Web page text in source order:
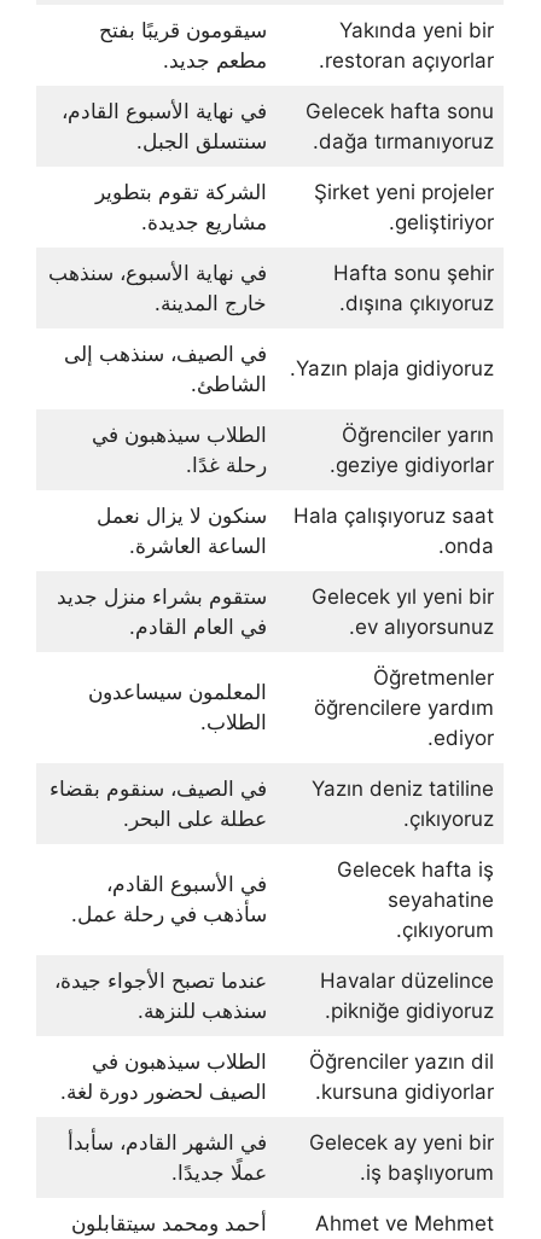
Yakında yeni bir
restoran açıyorlar.
سيقومون قريبًا بفتح
مطعم جديد.
Gelecek hafta sonu
dağa tırmanıyoruz.
في نهاية الأسبوع القادم،
سنتسلق الجبل.
Şirket yeni projeler
geliştiriyor.
الشركة تقوم بتطوير
مشاريع جديدة.
Hafta sonu şehir
dışına çıkıyoruz.
في نهاية الأسبوع، سنذهب
خارج المدينة.
Yazın plaja gidiyoruz.
في الصيف، سنذهب إلى
الشاطئ.
Öğrenciler yarın
geziye gidiyorlar.
الطلاب سيذهبون في
رحلة غدًا.
Hala çalışıyoruz saat
onda.
سنكون لا يزال نعمل
الساعة العاشرة.
Gelecek yıl yeni bir
ev alıyorsunuz.
ستقوم بشراء منزل جديد
في العام القادم.
Öğretmenler
öğrencilere yardım
ediyor.
المعلمون سيساعدون
الطلاب.
Yazın deniz tatiline
çıkıyoruz.
في الصيف، سنقوم بقضاء
عطلة على البحر.
Gelecek hafta iş
seyahatine
çıkıyorum.
في الأسبوع القادم،
سأذهب في رحلة عمل.
Havalar düzelince
pikniğe gidiyoruz.
عندما تصبح الأجواء جيدة،
سنذهب للنزهة.
Öğrenciler yazın dil
kursuna gidiyorlar.
الطلاب سيذهبون في
الصيف لحضور دورة لغة.
Gelecek ay yeni bir
iş başlıyorum.
في الشهر القادم، سأبدأ
عملًا جديدًا.
Ahmet ve Mehmet
أحمد ومحمد سيتقابلون